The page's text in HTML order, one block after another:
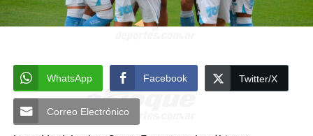
WhatsApp Facebook Twitter/X
Correo Electrónico